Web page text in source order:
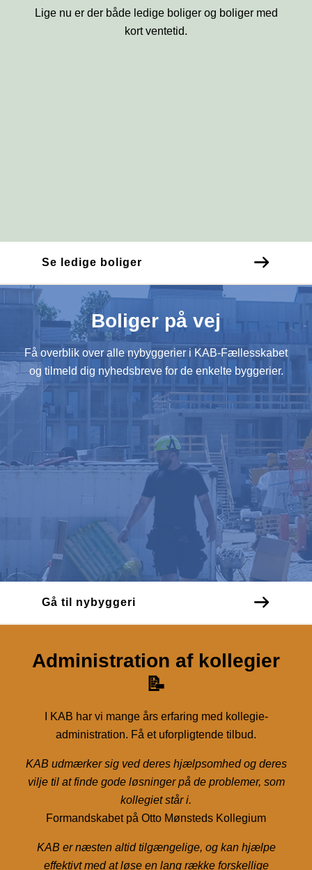
Lige nu er der både ledige boliger og boliger med
kort ventetid.
Se ledige boliger
Boliger på vej
Få overblik over alle nybyggerier i KAB-Fællesskabet
og tilmeld dig nyhedsbreve for de enkelte byggerier.
Gå til nybyggeri
Administration af kollegier
📝
I KAB har vi mange års erfaring med kollegie-
administration. Få et uforpligtende tilbud.
KAB udmærker sig ved deres hjælpsomhed og deres
vilje til at finde gode løsninger på de problemer, som
kollegiet står i.
Formandskabet på Otto Mønsteds Kollegium
KAB er næsten altid tilgængelige, og kan hjælpe
effektivt med at løse en lang række forskellige